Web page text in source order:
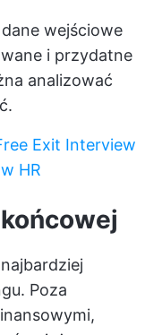
wejściowe
i przydatne
analizować
Exit Interview
HR
Poza